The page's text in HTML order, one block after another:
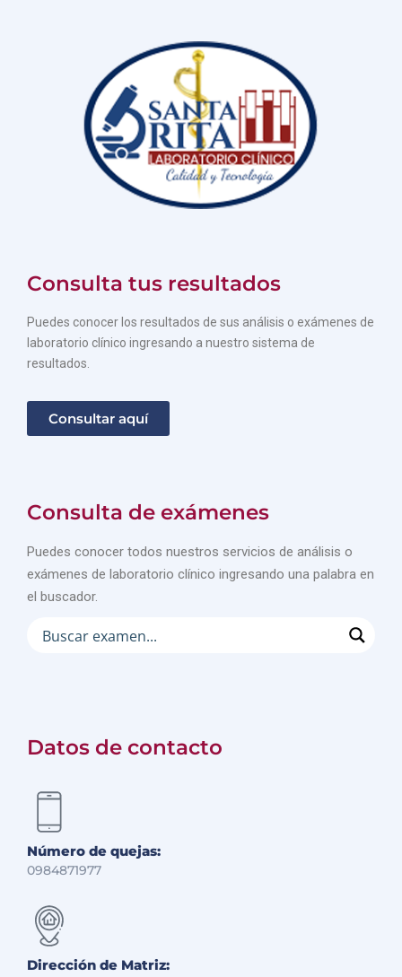
Consulta tus resultados
Puedes conocer los resultados de sus análisis o exámenes de
laboratorio clínico ingresando a nuestro sistema de
resultados.
Consultar aquí
Consulta de exámenes
Puedes conocer todos nuestros servicios de análisis o
exámenes de laboratorio clínico ingresando una palabra en
el buscador.
Datos de contacto
Número de quejas:
0984871977
Dirección de Matriz: